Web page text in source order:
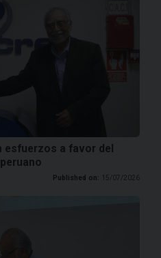
esfuerzos a favor del
Published on: 15/07/2026